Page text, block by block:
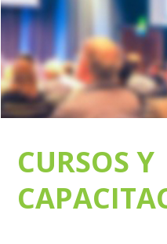
CURSOS Y